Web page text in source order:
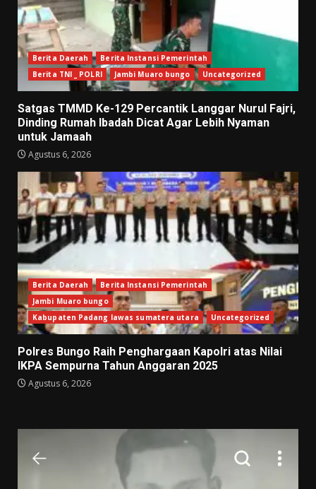
Berita Daerah
Berita Instansi Pemerintah
Berita TNI _ POLRI
Jambi Muaro bungo Uncategorized
Satgas TMMD Ke-129 Percantik Langgar Nurul Fajri,
Dinding Rumah Ibadah Dicat Agar Lebih Nyaman
untuk Jamaah
Agustus 6, 2026
Berita Daerah
Berita Instansi Pemerintah
Jambi Muaro bungo
Kabupaten Padang lawas sumatera utara
Uncategorized
Polres Bungo Raih Penghargaan Kapolri atas Nilai
IKPA Sempurna Tahun Anggaran 2025
Agustus 6, 2026